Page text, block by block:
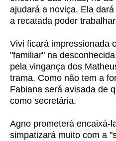
ajudará a noviça. Ela
a recatada poder
Vivi ficará impressionada
"familiar" na
pela vingança dos
trama. Como não tem a
Fabiana será avisada de
como secretária.
Agno prometerá encaixá-
simpatizará muito com a